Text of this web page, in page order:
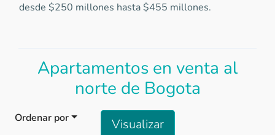
Apartamentos en venta al
norte de Bogota
desde $250 millones hasta $455 millones.
Ordenar por
Visualizar